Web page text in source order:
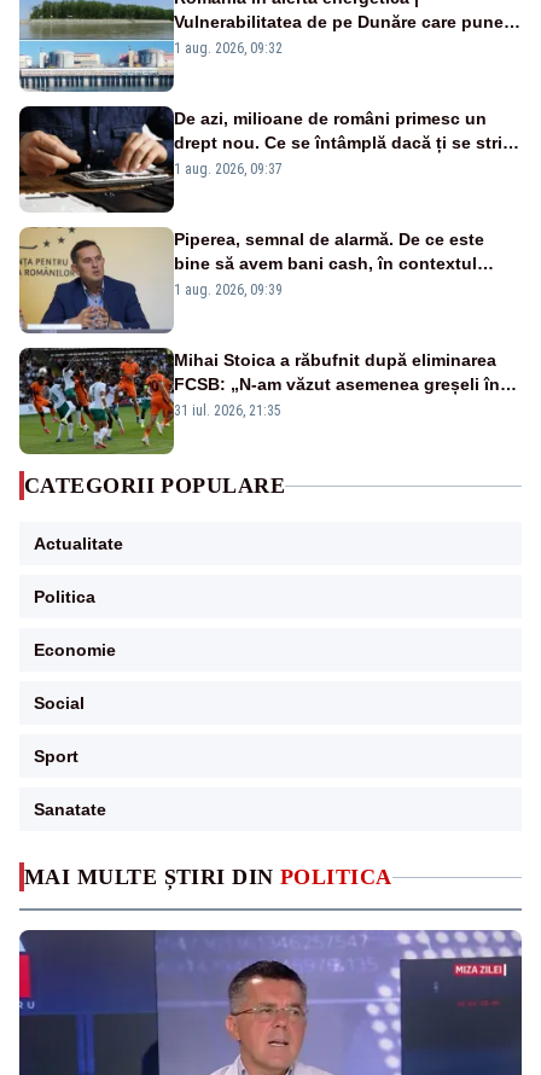
MAI MULTE ȘTIRI DIN POLITICA
Vulnerabilitatea de pe Dunăre care pune
în pericol Centrala Cernavodă era
1 aug. 2026, 09:32
De azi, milioane de români primesc un
drept nou. Ce se întâmplă dacă ți se strică
un produs
1 aug. 2026, 09:37
Piperea, semnal de alarmă. De ce este
bine să avem bani cash, în contextul
alertei energetice?
1 aug. 2026, 09:39
Mihai Stoica a răbufnit după eliminarea
FCSB: „N-am văzut asemenea greșeli în
190 de meciuri europene”
31 iul. 2026, 21:35
CATEGORII POPULARE
Actualitate
Politica
Economie
Social
Sport
Sanatate